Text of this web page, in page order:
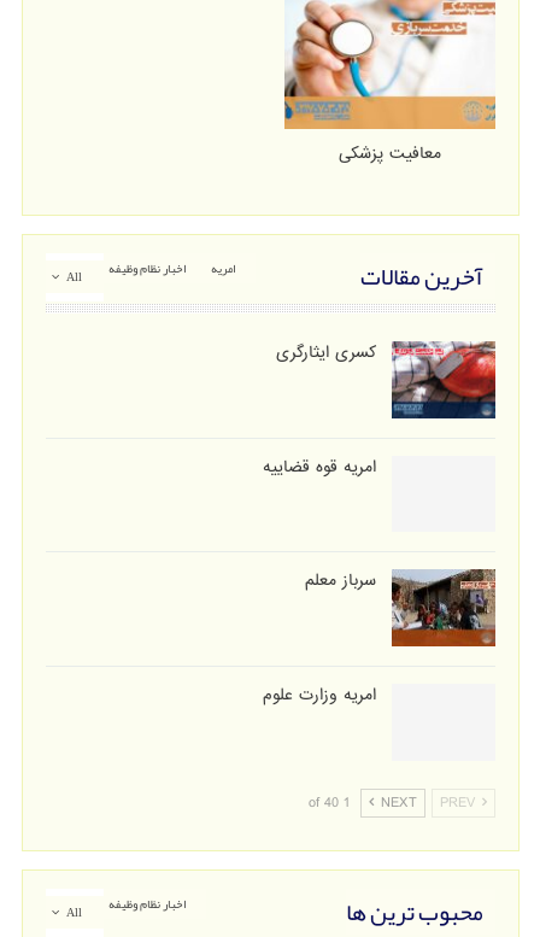
معافیت پزشکی
All آخرین مقالات اخبار نظام وظیفه امریه
کسری ایثارگری
امریه قوه قضاییه
سرباز معلم
امریه وزارت علوم
PREV
NEXT
1 of 40
All محبوب ترین ها اخبار نظام وظیفه